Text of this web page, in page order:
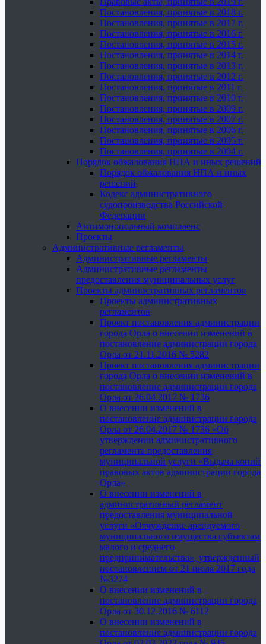
Постановления, принятые в 2018 г.
Постановления, принятые в 2017 г.
Постановления, принятые в 2016 г.
Постановления, принятые в 2015 г.
Постановления, принятые в 2014 г.
Постановления, принятые в 2013 г.
Постановления, принятые в 2012 г.
Постановления, принятые в 2011 г.
Постановления, принятые в 2010 г.
Постановления, принятые в 2009 г.
Постановления, принятые в 2007 г.
Постановления, принятые в 2006 г.
Постановления, принятые в 2005 г.
Постановления, принятые в 2004 г.
Порядок обжалования НПА и иных решений
Порядок обжалования НПА и иных
решений
Кодекс административного
судопроизводства Российской
Федерации
Антимонопольный комплаенс
Проекты
Административные регламенты
Административные регламенты
Административные регламенты
предоставления муниципальных услуг
Проекты административных регламентов
Проекты административных
регламентов
Проект постановления администрации
города Орла о внесении изменений в
постановление администрации города
Орла от 21.11.2016 № 5282
Проект постановления администрации
города Орла о внесении изменений в
постановление администрации города
Орла от 26.04.2017 № 1736
О внесении изменений в
постановление администрации города
Орла от 26.04.2017 № 1736 «Об
утверждении административного
регламента предоставления
муниципальной услуги «Выдача копий
правовых актов администрации города
Орла»
О внесении изменений в
административный регламент
предоставления муниципальной
услуги «Отчуждение арендуемого
муниципального имущества субъектам
малого и среднего
предпринимательства», утвержденный
постановлением от 21 июля 2017 года
№3274
О внесении изменений в
постановление администрации города
Орла от 30.12.2016 № 6112
О внесении изменений в
постановление администрации города